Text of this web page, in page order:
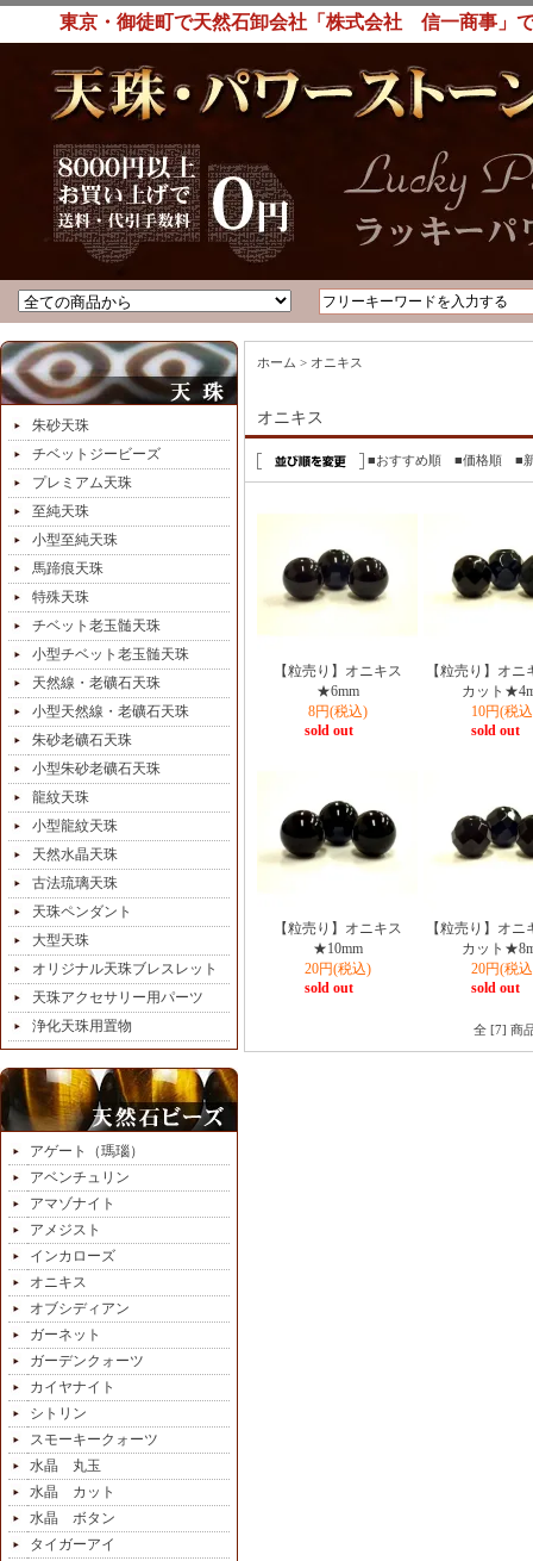
東京・御徒町で天然石卸会社「株式会社 信一商事」
朱砂天珠
チベットジービーズ
プレミアム天珠
至純天珠
小型至純天珠
馬蹄痕天珠
特殊天珠
チベット老玉髄天珠
小型チベット老玉髄天珠
天然線・老礦石天珠
小型天然線・老礦石天珠
朱砂老礦石天珠
小型朱砂老礦石天珠
龍紋天珠
小型龍紋天珠
天然水晶天珠
古法琉璃天珠
天珠ペンダント
大型天珠
オリジナル天珠ブレスレット
天珠アクセサリー用パーツ
浄化天珠用置物
アゲート（瑪瑙）
アベンチュリン
アマゾナイト
アメジスト
インカローズ
オニキス
オブシディアン
ガーネット
ガーデンクォーツ
カイヤナイト
シトリン
スモーキークォーツ
水晶 丸玉
水晶 カット
水晶 ボタン
タイガーアイ
ホーム > オニキス
オニキス
■おすすめ順 ■価格順 ■
【粒売り】オニキス
★6mm
8円(税込)
sold out
【粒売り】オニ
カット
10円(税
sold out
【粒売り】オニキス
★10mm
20円(税込)
sold out
【粒売り】オニ
カット
20円(税
sold out
全 [7] 商